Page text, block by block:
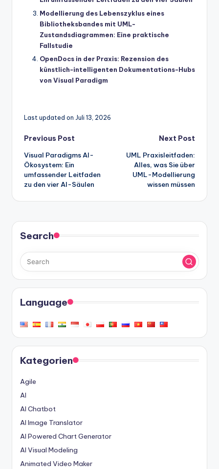
Modellierung des Lebenszyklus eines
Bibliotheksbandes mit UML-
Zustandsdiagrammen: Eine praktische
Fallstudie
OpenDocs in der Praxis: Rezension des
künstlich-intelligenten Dokumentations-Hubs
von Visual Paradigm
Last updated on Juli 13, 2026
Post
navigation
Previous Post
Visual Paradigms AI-
Ökosystem: Ein
umfassender Leitfaden
zu den vier AI-Säulen
Next Post
UML Praxisleitfaden:
Alles, was Sie über
UML-Modellierung
wissen müssen
Search
Language
Kategorien
Agile
AI
AI Chatbot
AI Image Translator
AI Powered Chart Generator
AI Visual Modeling
Animated Video Maker